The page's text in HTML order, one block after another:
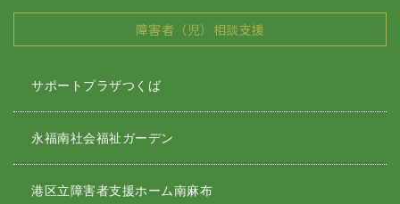
障害者（児）相談支援
サポートプラザつくば
永福南社会福祉ガーデン
港区立障害者支援ホーム南麻布